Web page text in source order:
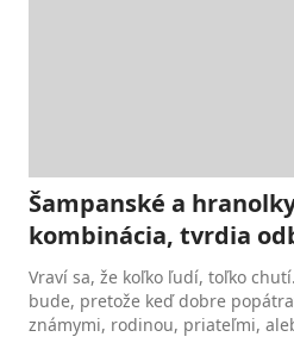
Šampanské a
kombinácia, tvrdia
Vraví sa, že koľko ľudí, toľko
bude, pretože keď dobre
známymi, rodinou, priateľmi,